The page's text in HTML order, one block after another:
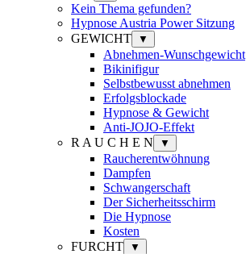
Kein Thema gefunden?
Hypnose Austria Power Sitzung
GEWICHT
▼
Abnehmen-Wunschgewicht
Bikinifigur
Selbstbewusst abnehmen
Erfolgsblockade
Hypnose & Gewicht
Anti-JOJO-Effekt
R A U C H E N
▼
Raucherentwöhnung
Dampfen
Schwangerschaft
Der Sicherheitsschirm
Die Hypnose
Kosten
FURCHT
▼